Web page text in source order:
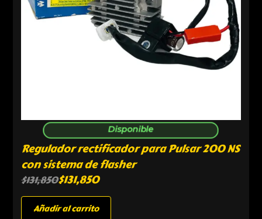
Disponible
Regulador rectificador para Pulsar 200 NS
con sistema de flasher
$131,850$131,850
Añadir al carrito